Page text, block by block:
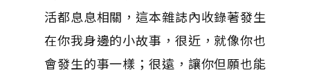
活都息息相關，這本雜誌內收錄著發生
在你我身邊的小故事，很近，就像你也
會發生的事一樣；很遠，讓你但願也能